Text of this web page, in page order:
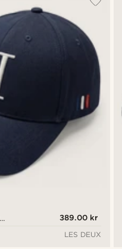
389.00 kr
LES DEUX